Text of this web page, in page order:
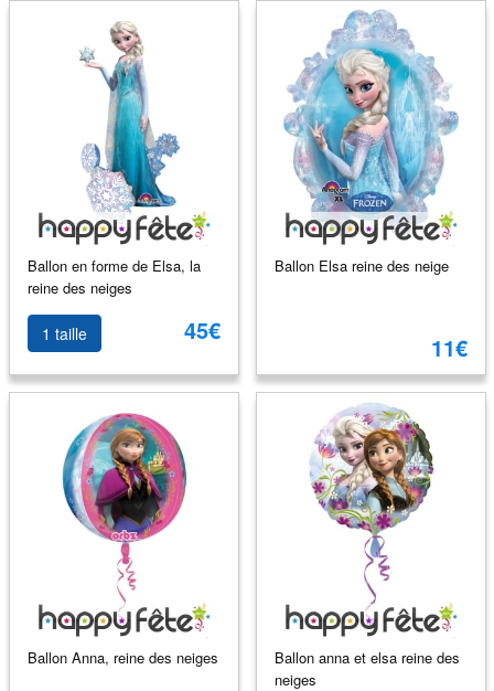
Ballon en forme de Elsa, la
reine des neiges
1 taille 45€
Ballon Elsa reine des neige
11€
Ballon Anna, reine des neiges
Ballon anna et elsa reine des
neiges